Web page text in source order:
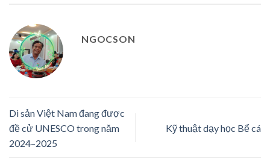
NGOCSON
Di sản Việt Nam đang được
đề cử UNESCO trong năm
2024–2025
Kỹ thuật dạy học Bể cá